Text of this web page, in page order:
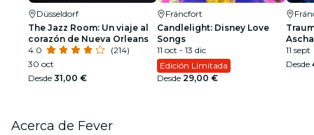
Düsseldorf
The Jazz Room: Un viaje al
corazón de Nueva Orleans
4.0
(214)
30 oct
Desde 31,00 €
Fráncfort
Candlelight: Disney Love
Songs
11 oct - 13 dic
Edición Limitada
Desde 29,00 €
11 sept
Desde
Acerca de Fever